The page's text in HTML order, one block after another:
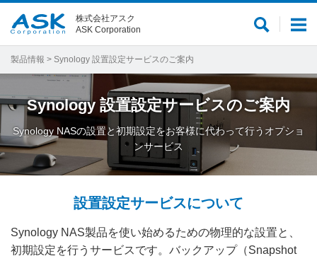
メ
ー
サ
内
検
索
株式会社アスク
ASK Corporation
製品情報 > Synology 設置設定サービスのご案内
Synology 設置設定サービスのご案内
Synology NASの設置と初期設定をお客様に代わって行うオプショ
ンサービス
設置設定サービスについて
Synology NAS製品を使い始めるための物理的な設置と、
初期設定を行うサービスです。バックアップ（Snapshot